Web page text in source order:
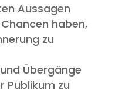
Aussagen
haben,
zu
Übergänge
Publikum zu